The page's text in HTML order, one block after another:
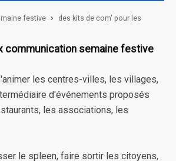
festive
des kits de com' pour les
communication semaine festive
les centres-villes, les villages,
d'événements proposés
les associations, les
le spleen, faire sortir les citoyens,